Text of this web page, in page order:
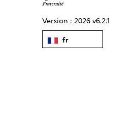
Version : 2026 v6.2.1
fr